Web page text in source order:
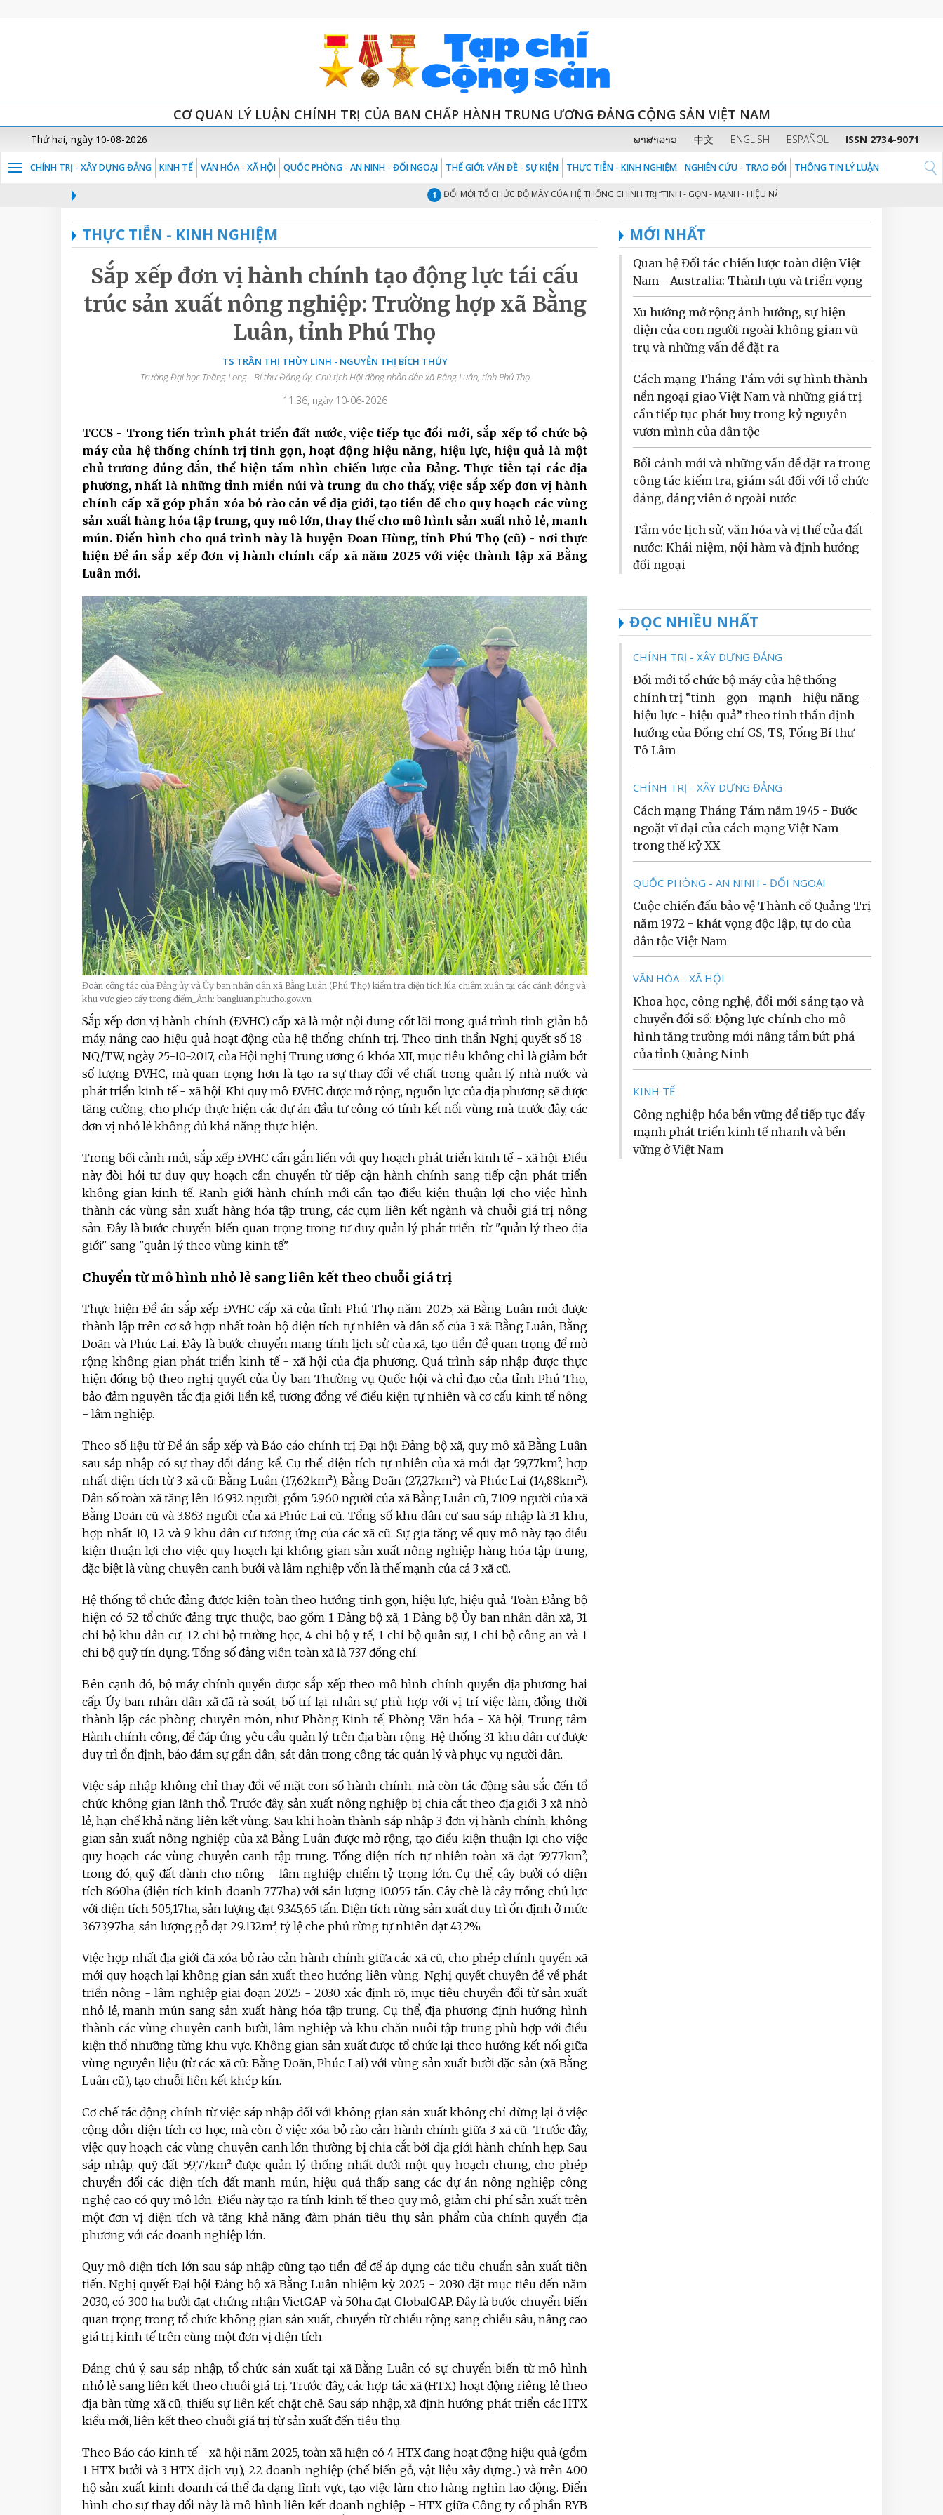
CƠ QUAN LÝ LUẬN CHÍNH TRỊ CỦA BAN CHẤP HÀNH TRUNG ƯƠNG ĐẢNG CỘNG SẢN VIỆT NAM
Thứ hai, ngày 10-08-2026 ພາສາລາວ 中文 ENGLISH ESPAÑOL ISSN 2734-9071
CHÍNH TRỊ - XÂY DỰNG ĐẢNG KINH TẾ VĂN HÓA - XÃ HỘI QUỐC PHÒNG - AN NINH - ĐỐI NGOẠI THẾ GIỚI: VẤN ĐỀ - SỰ KIỆN THỰC TIỄN - KINH NGHIỆM NGHIÊN CỨU - TRAO ĐỔI THÔNG TIN LÝ LUẬN
ĐỔI MỚI TỔ CHỨC BỘ MÁY CỦA HỆ THỐNG CHÍNH TRỊ “TINH - GỌN - MẠNH - HIỆU NĂNG - HIỆU LỰC - HIỆU QUẢ” THEO TINH
THỰC TIỄN - KINH NGHIỆM
Sắp xếp đơn vị hành chính tạo động lực tái cấu
trúc sản xuất nông nghiệp: Trường hợp xã Bằng
Luân, tỉnh Phú Thọ
TS TRẦN THỊ THÙY LINH - NGUYỄN THỊ BÍCH THỦY
Trường Đại học Thăng Long - Bí thư Đảng ủy, Chủ tịch Hội đồng nhân dân xã Bằng Luân, tỉnh Phú Thọ
11:36, ngày 10-06-2026
TCCS - Trong tiến trình phát triển đất nước, việc tiếp tục đổi mới, sắp xếp tổ chức bộ
máy của hệ thống chính trị tinh gọn, hoạt động hiệu năng, hiệu lực, hiệu quả là một
chủ trương đúng đắn, thể hiện tầm nhìn chiến lược của Đảng. Thực tiễn tại các địa
phương, nhất là những tỉnh miền núi và trung du cho thấy, việc sắp xếp đơn vị hành
chính cấp xã góp phần xóa bỏ rào cản về địa giới, tạo tiền đề cho quy hoạch các vùng
sản xuất hàng hóa tập trung, quy mô lớn, thay thế cho mô hình sản xuất nhỏ lẻ, manh
mún. Điển hình cho quá trình này là huyện Đoan Hùng, tỉnh Phú Thọ (cũ) - nơi thực
hiện Đề án sắp xếp đơn vị hành chính cấp xã năm 2025 với việc thành lập xã Bằng
Luân mới.
Đoàn công tác của Đảng ủy và Ủy ban nhân dân xã Bằng Luân (Phú Thọ) kiểm tra diện tích lúa chiêm xuân tại các cánh đồng và
khu vực gieo cấy trọng điểm_Ảnh: bangluan.phutho.gov.vn
Sắp xếp đơn vị hành chính (ĐVHC) cấp xã là một nội dung cốt lõi trong quá trình tinh giản bộ
máy, nâng cao hiệu quả hoạt động của hệ thống chính trị. Theo tinh thần Nghị quyết số 18-
NQ/TW, ngày 25-10-2017, của Hội nghị Trung ương 6 khóa XII, mục tiêu không chỉ là giảm bớt
số lượng ĐVHC, mà quan trọng hơn là tạo ra sự thay đổi về chất trong quản lý nhà nước và
phát triển kinh tế - xã hội. Khi quy mô ĐVHC được mở rộng, nguồn lực của địa phương sẽ được
tăng cường, cho phép thực hiện các dự án đầu tư công có tính kết nối vùng mà trước đây, các
đơn vị nhỏ lẻ không đủ khả năng thực hiện.
Trong bối cảnh mới, sắp xếp ĐVHC cần gắn liền với quy hoạch phát triển kinh tế - xã hội. Điều
này đòi hỏi tư duy quy hoạch cần chuyển từ tiếp cận hành chính sang tiếp cận phát triển
không gian kinh tế. Ranh giới hành chính mới cần tạo điều kiện thuận lợi cho việc hình
thành các vùng sản xuất hàng hóa tập trung, các cụm liên kết ngành và chuỗi giá trị nông
sản. Đây là bước chuyển biến quan trọng trong tư duy quản lý phát triển, từ "quản lý theo địa
giới" sang "quản lý theo vùng kinh tế".
Chuyển từ mô hình nhỏ lẻ sang liên kết theo chuỗi giá trị
Thực hiện Đề án sắp xếp ĐVHC cấp xã của tỉnh Phú Thọ năm 2025, xã Bằng Luân mới được
thành lập trên cơ sở hợp nhất toàn bộ diện tích tự nhiên và dân số của 3 xã: Bằng Luân, Bằng
Doãn và Phúc Lai. Đây là bước chuyển mang tính lịch sử của xã, tạo tiền đề quan trọng để mở
rộng không gian phát triển kinh tế - xã hội của địa phương. Quá trình sáp nhập được thực
hiện đồng bộ theo nghị quyết của Ủy ban Thường vụ Quốc hội và chỉ đạo của tỉnh Phú Thọ,
bảo đảm nguyên tắc địa giới liền kề, tương đồng về điều kiện tự nhiên và cơ cấu kinh tế nông
- lâm nghiệp.
Theo số liệu từ Đề án sắp xếp và Báo cáo chính trị Đại hội Đảng bộ xã, quy mô xã Bằng Luân
sau sáp nhập có sự thay đổi đáng kể. Cụ thể, diện tích tự nhiên của xã mới đạt 59,77km², hợp
nhất diện tích từ 3 xã cũ: Bằng Luân (17,62km²), Bằng Doãn (27,27km²) và Phúc Lai (14,88km²).
Dân số toàn xã tăng lên 16.932 người, gồm 5.960 người của xã Bằng Luân cũ, 7.109 người của xã
Bằng Doãn cũ và 3.863 người của xã Phúc Lai cũ. Tổng số khu dân cư sau sáp nhập là 31 khu,
hợp nhất 10, 12 và 9 khu dân cư tương ứng của các xã cũ. Sự gia tăng về quy mô này tạo điều
kiện thuận lợi cho việc quy hoạch lại không gian sản xuất nông nghiệp hàng hóa tập trung,
đặc biệt là vùng chuyên canh bưởi và lâm nghiệp vốn là thế mạnh của cả 3 xã cũ.
Hệ thống tổ chức đảng được kiện toàn theo hướng tinh gọn, hiệu lực, hiệu quả. Toàn Đảng bộ
hiện có 52 tổ chức đảng trực thuộc, bao gồm 1 Đảng bộ xã, 1 Đảng bộ Ủy ban nhân dân xã, 31
chi bộ khu dân cư, 12 chi bộ trường học, 4 chi bộ y tế, 1 chi bộ quân sự, 1 chi bộ công an và 1
chi bộ quỹ tín dụng. Tổng số đảng viên toàn xã là 737 đồng chí.
Bên cạnh đó, bộ máy chính quyền được sắp xếp theo mô hình chính quyền địa phương hai
cấp. Ủy ban nhân dân xã đã rà soát, bố trí lại nhân sự phù hợp với vị trí việc làm, đồng thời
thành lập các phòng chuyên môn, như Phòng Kinh tế, Phòng Văn hóa - Xã hội, Trung tâm
Hành chính công, để đáp ứng yêu cầu quản lý trên địa bàn rộng. Hệ thống 31 khu dân cư được
duy trì ổn định, bảo đảm sự gần dân, sát dân trong công tác quản lý và phục vụ người dân.
Việc sáp nhập không chỉ thay đổi về mặt con số hành chính, mà còn tác động sâu sắc đến tổ
chức không gian lãnh thổ. Trước đây, sản xuất nông nghiệp bị chia cắt theo địa giới 3 xã nhỏ
lẻ, hạn chế khả năng liên kết vùng. Sau khi hoàn thành sáp nhập 3 đơn vị hành chính, không
gian sản xuất nông nghiệp của xã Bằng Luân được mở rộng, tạo điều kiện thuận lợi cho việc
quy hoạch các vùng chuyên canh tập trung. Tổng diện tích tự nhiên toàn xã đạt 59,77km²,
trong đó, quỹ đất dành cho nông - lâm nghiệp chiếm tỷ trọng lớn. Cụ thể, cây bưởi có diện
tích 860ha (diện tích kinh doanh 777ha) với sản lượng 10.055 tấn. Cây chè là cây trồng chủ lực
với diện tích 505,17ha, sản lượng đạt 9.345,65 tấn. Diện tích rừng sản xuất duy trì ổn định ở mức
3.673,97ha, sản lượng gỗ đạt 29.132m³, tỷ lệ che phủ rừng tự nhiên đạt 43,2%.
Việc hợp nhất địa giới đã xóa bỏ rào cản hành chính giữa các xã cũ, cho phép chính quyền xã
mới quy hoạch lại không gian sản xuất theo hướng liên vùng. Nghị quyết chuyên đề về phát
triển nông - lâm nghiệp giai đoạn 2025 - 2030 xác định rõ, mục tiêu chuyển đổi từ sản xuất
nhỏ lẻ, manh mún sang sản xuất hàng hóa tập trung. Cụ thể, địa phương định hướng hình
thành các vùng chuyên canh bưởi, lâm nghiệp và khu chăn nuôi tập trung phù hợp với điều
kiện thổ nhưỡng từng khu vực. Không gian sản xuất được tổ chức lại theo hướng kết nối giữa
vùng nguyên liệu (từ các xã cũ: Bằng Doãn, Phúc Lai) với vùng sản xuất bưởi đặc sản (xã Bằng
Luân cũ), tạo chuỗi liên kết khép kín.
Cơ chế tác động chính từ việc sáp nhập đối với không gian sản xuất không chỉ dừng lại ở việc
cộng dồn diện tích cơ học, mà còn ở việc xóa bỏ rào cản hành chính giữa 3 xã cũ. Trước đây,
việc quy hoạch các vùng chuyên canh lớn thường bị chia cắt bởi địa giới hành chính hẹp. Sau
sáp nhập, quỹ đất 59,77km² được quản lý thống nhất dưới một quy hoạch chung, cho phép
chuyển đổi các diện tích đất manh mún, hiệu quả thấp sang các dự án nông nghiệp công
nghệ cao có quy mô lớn. Điều này tạo ra tính kinh tế theo quy mô, giảm chi phí sản xuất trên
một đơn vị diện tích và tăng khả năng đàm phán tiêu thụ sản phẩm của chính quyền địa
phương với các doanh nghiệp lớn.
Quy mô diện tích lớn sau sáp nhập cũng tạo tiền đề để áp dụng các tiêu chuẩn sản xuất tiên
tiến. Nghị quyết Đại hội Đảng bộ xã Bằng Luân nhiệm kỳ 2025 - 2030 đặt mục tiêu đến năm
2030, có 300 ha bưởi đạt chứng nhận VietGAP và 50ha đạt GlobalGAP. Đây là bước chuyển biến
quan trọng trong tổ chức không gian sản xuất, chuyển từ chiều rộng sang chiều sâu, nâng cao
giá trị kinh tế trên cùng một đơn vị diện tích.
Đáng chú ý, sau sáp nhập, tổ chức sản xuất tại xã Bằng Luân có sự chuyển biến từ mô hình
nhỏ lẻ sang liên kết theo chuỗi giá trị. Trước đây, các hợp tác xã (HTX) hoạt động riêng lẻ theo
địa bàn từng xã cũ, thiếu sự liên kết chặt chẽ. Sau sáp nhập, xã định hướng phát triển các HTX
kiểu mới, liên kết theo chuỗi giá trị từ sản xuất đến tiêu thụ.
Theo Báo cáo kinh tế - xã hội năm 2025, toàn xã hiện có 4 HTX đang hoạt động hiệu quả (gồm
1 HTX bưởi và 3 HTX dịch vụ), 22 doanh nghiệp (chế biến gỗ, vật liệu xây dựng...) và trên 400
hộ sản xuất kinh doanh cá thể đa dạng lĩnh vực, tạo việc làm cho hàng nghìn lao động. Điển
hình cho sự thay đổi này là mô hình liên kết doanh nghiệp - HTX giữa Công ty cổ phần RYB
MỚI NHẤT
Quan hệ Đối tác chiến lược toàn diện Việt
Nam - Australia: Thành tựu và triển vọng
Xu hướng mở rộng ảnh hưởng, sự hiện
diện của con người ngoài không gian vũ
trụ và những vấn đề đặt ra
Cách mạng Tháng Tám với sự hình thành
nền ngoại giao Việt Nam và những giá trị
cần tiếp tục phát huy trong kỷ nguyên
vươn mình của dân tộc
Bối cảnh mới và những vấn đề đặt ra trong
công tác kiểm tra, giám sát đối với tổ chức
đảng, đảng viên ở ngoài nước
Tầm vóc lịch sử, văn hóa và vị thế của đất
nước: Khái niệm, nội hàm và định hướng
đối ngoại
ĐỌC NHIỀU NHẤT
CHÍNH TRỊ - XÂY DỰNG ĐẢNG
Đổi mới tổ chức bộ máy của hệ thống
chính trị “tinh - gọn - mạnh - hiệu năng -
hiệu lực - hiệu quả” theo tinh thần định
hướng của Đồng chí GS, TS, Tổng Bí thư
Tô Lâm
CHÍNH TRỊ - XÂY DỰNG ĐẢNG
Cách mạng Tháng Tám năm 1945 - Bước
ngoặt vĩ đại của cách mạng Việt Nam
trong thế kỷ XX
QUỐC PHÒNG - AN NINH - ĐỐI NGOẠI
Cuộc chiến đấu bảo vệ Thành cổ Quảng Trị
năm 1972 - khát vọng độc lập, tự do của
dân tộc Việt Nam
VĂN HÓA - XÃ HỘI
Khoa học, công nghệ, đổi mới sáng tạo và
chuyển đổi số: Động lực chính cho mô
hình tăng trưởng mới nâng tầm bứt phá
của tỉnh Quảng Ninh
KINH TẾ
Công nghiệp hóa bền vững để tiếp tục đẩy
mạnh phát triển kinh tế nhanh và bền
vững ở Việt Nam